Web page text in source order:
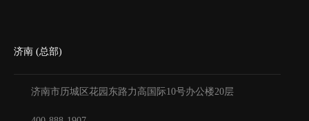
济南 (总部)
济南市历城区花园东路力高国际10号办公楼20层